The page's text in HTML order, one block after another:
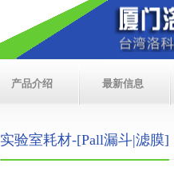
产品介绍 最新信息
实验室耗材-[Pall漏斗|滤膜]